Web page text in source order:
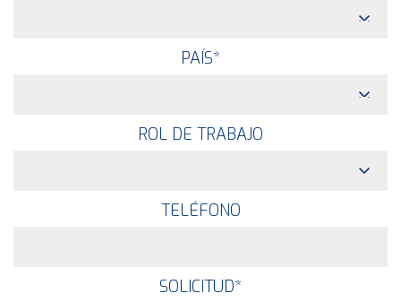
PAÍS*
ROL DE TRABAJO
TELÉFONO
SOLICITUD*